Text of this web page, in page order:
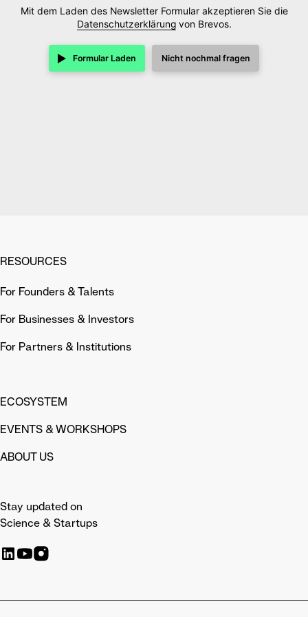
Mit dem Laden des Newsletter Formular akzeptieren Sie die
Datenschutzerklärungvon Brevos.
Formular Laden Nicht nochmal fragen
RESOURCES
For Founders & Talents
For Businesses & Investors
For Partners & Institutions
ECOSYSTEM
EVENTS & WORKSHOPS
ABOUT US
Stay updated on
Science & Startups